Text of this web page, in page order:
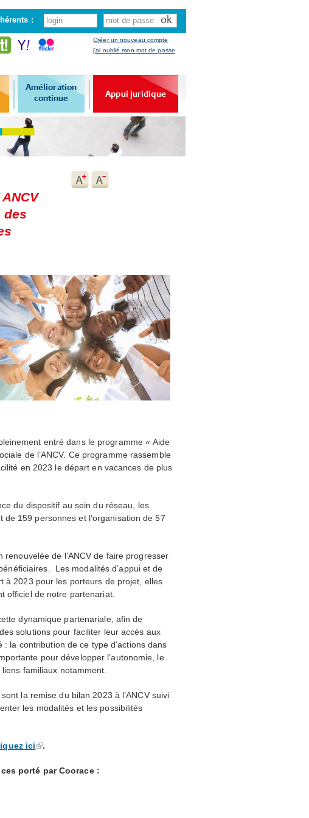
:
Créer un nouveau compte
j'ai oublié mon mot de passe
Amélioration
continue
Appui juridique
des
entré dans le programme « Aide
de l’ANCV. Ce programme rassemble
en 2023 le départ en vacances de plus
du dispositif au sein du réseau, les
159 personnes et l’organisation de 57
renouvelée de l’ANCV de faire progresser
Les modalités d’appui et de
à 2023 pour les porteurs de projet, elles
officiel de notre partenariat.
dynamique partenariale, afin de
solutions pour faciliter leur accès aux
la contribution de ce type d’actions dans
pour développer l’autonomie, le
familiaux notamment.
la remise du bilan 2023 à l’ANCVsuivi
les modalités et les possibilités
ici .
porté par Coorace :